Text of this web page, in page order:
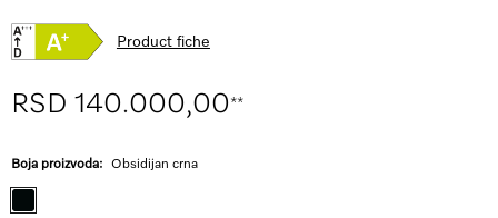
Product fiche
RSD 140.000,00**
Boja proizvoda: Obsidijan crna